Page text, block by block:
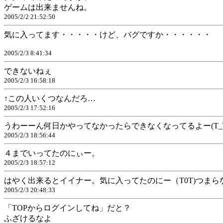
ゲームは出来ませんね。
2005/2/2 21:52:50
気に入ってます・・・・・けど、バグですか・・・・・・
2005/2/3 8:41:34
できないねぇ
2005/2/3 16:58:18
↑この人いくつなんだろ…
2005/2/3 17:52:16
うわーーん何日かやってなかったらできなくなってるよー
2005/2/3 18:56:44
４までいってたのにぃー。
2005/2/3 18:57:12
はやく出来るとイイナー。気に入ってたのにー（T0T)つまら
2005/2/3 20:48:33
「TOPからログインしてね」だと？
ふざけるなよ